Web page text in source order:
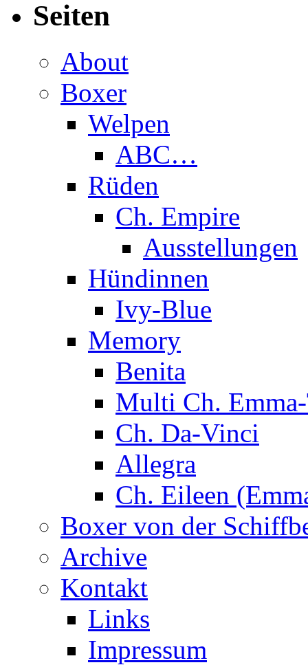
Seiten
About
Boxer
Welpen
ABC…
Rüden
Ch. Empire
Ausstellungen
Hündinnen
Ivy-Blue
Memory
Benita
Multi Ch.
Ch. Da-Vinci
Allegra
Ch. Eileen
Boxer von der
Archive
Kontakt
Links
Impressum